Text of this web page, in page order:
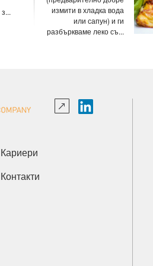
измити в хладка вода
или сапун) и ги
разбъркваме леко съ...
Кариери
Контакти